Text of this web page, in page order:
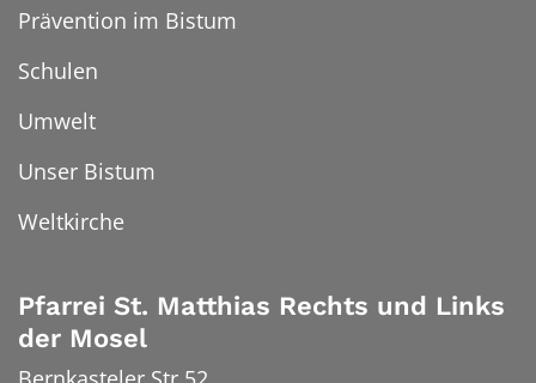
Prävention im Bistum
Schulen
Umwelt
Unser Bistum
Weltkirche
Pfarrei St. Matthias Rechts und Links
der Mosel